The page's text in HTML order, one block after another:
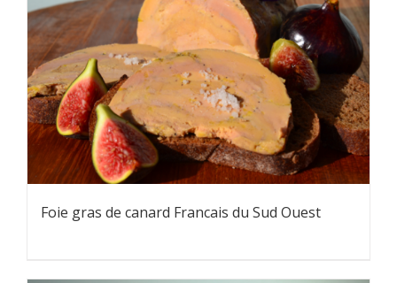
Foie gras de canard Francais du Sud Ouest